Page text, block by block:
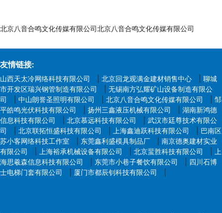
北京八音合鸣文化传媒有限公司北京八音合鸣文化传媒有限公司
友情链接:
山西天太冷网络科技有限公司 北京回龙观满金建材销售中心
聊城
市开发区瑞兴钢管制造有限公司
无锡南方弘耀矿山设备制造有限公
司
中山朗誉圣照明有限公司 北京八音合鸣文化传媒有限公司
邹
平皓鸣光伏科技有限公司
扬州三鑫液压机械有限公司
湖南新鸿德
信息科技有限公司
北京慕远科技有限公司
武汉市廷尊技术有限公
司
北京联拓恒盛科技有限公司 上海鑫迪跃科技有限公司
巴南区
苏小客网络科技工作室
东莞鑫利盛模具制品厂
南京德奥建材实业
有限公司
上海裕承机械设备有限公司 北京蜚胜科技有限公司
上
海思羲森信息科技有限公司
东莞市小巷子餐饮有限公司
四川石博
士电梯门套有限公司
厦门市都辰钊科技有限公司